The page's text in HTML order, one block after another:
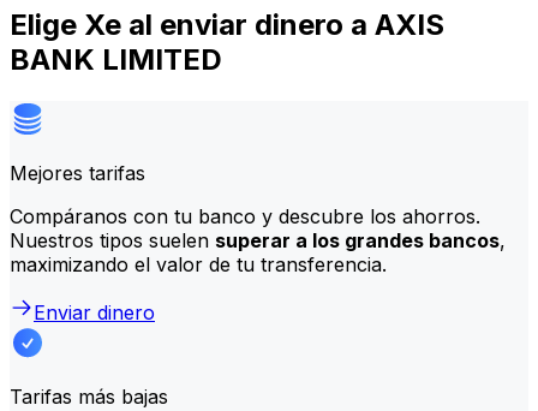
Elige Xe al enviar dinero a AXIS
BANK LIMITED
Mejores tarifas
Compáranos con tu banco y descubre los ahorros.
Nuestros tipos suelen superar a los grandes bancos,
maximizando el valor de tu transferencia.
Enviar dinero
Tarifas más bajas